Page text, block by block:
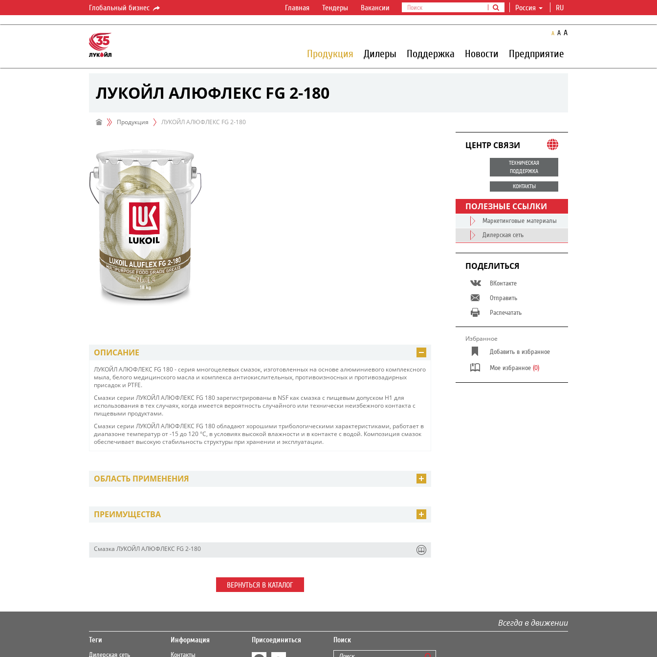
Глобальный бизнес Россия RU
Главная Тендеры Вакансии
A A A
Продукция Дилеры Поддержка Новости Предприятие
ЛУКОЙЛ АЛЮФЛЕКС FG 2-180
Продукция ЛУКОЙЛ АЛЮФЛЕКС FG 2-180
ОПИСАНИЕ
ЛУКОЙЛ АЛЮФЛЕКС FG 180 - серия многоцелевых смазок, изготовленных на основе алюминиевого комплексного
мыла, белого медицинского масла и комплекса антиокислительных, противоизносных и противозадирных
присадок и PTFE.
Смазки серии ЛУКОЙЛ АЛЮФЛЕКС FG 180 зарегистрированы в NSF как смазка с пищевым допуском H1 для
использования в тех случаях, когда имеется вероятность случайного или технически неизбежного контакта с
пищевыми продуктами.
Смазки серии ЛУКОЙЛ АЛЮФЛЕКС FG 180 обладают хорошими трибологическими характеристиками, работает в
диапазоне температур от -15 до 120 °С, в условиях высокой влажности и в контакте с водой. Композиция смазок
обеспечивает высокую стабильность структуры при хранении и эксплуатации.
ОБЛАСТЬ ПРИМЕНЕНИЯ
ПРЕИМУЩЕСТВА
Смазка ЛУКОЙЛ АЛЮФЛЕКС FG 2-180
ВЕРНУТЬСЯ В КАТАЛОГ
ЦЕНТР СВЯЗИ
ТЕХНИЧЕСКАЯ
ПОДДЕРЖКА
КОНТАКТЫ
ПОЛЕЗНЫЕ ССЫЛКИ
Маркетинговые материалы
Дилерская сеть
ПОДЕЛИТЬСЯ
ВКонтакте
Отправить
Распечатать
Избранное
Добавить в избранное
Мое избранное (0)
Теги
Дилерская сеть
Информация
Контакты
Присоединиться Поиск